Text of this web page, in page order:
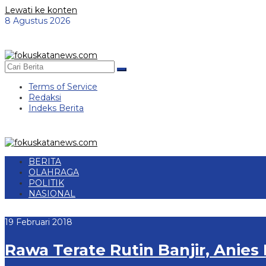
Lewati ke konten
8 Agustus 2026
Terms of Service
Redaksi
Indeks Berita
BERITA
OLAHRAGA
POLITIK
NASIONAL
19 Februari 2018
Rawa Terate Rutin Banjir,